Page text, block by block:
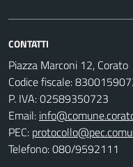
CONTATTI
Piazza Marconi 12, Corato
Codice fiscale:
P. IVA: 02589350723
Email:
PEC:
Telefono: 080/9592111